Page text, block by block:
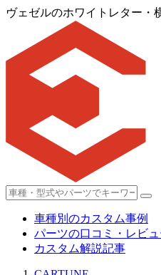
ヴェゼルのホワイトレター・
車種別のカスタム事例
パーツの口コミ・レビュ
カスタム解説記事